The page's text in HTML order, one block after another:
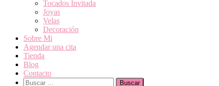
Tocados Invitada
Joyas
Velas
Decoración
Sobre Mi
Agendar una cita
Tienda
Blog
Contacto
Buscar: